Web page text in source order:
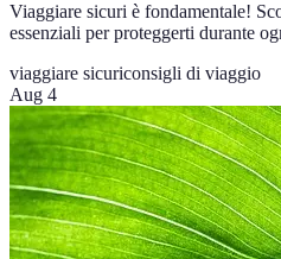
Viaggiare sicuri è fondamentale!
essenziali per proteggerti durante
viaggiare sicuriconsigli di viaggio
Aug 4